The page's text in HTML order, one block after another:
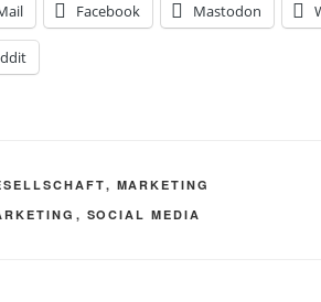
Facebook Mastodon
, MARKETING
, SOCIAL MEDIA